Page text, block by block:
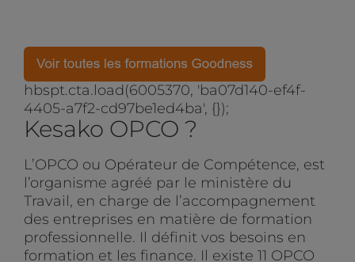
hbspt.cta.load(6005370, 'ba07d140-ef4f-
4405-a7f2-cd97be1ed4ba', {});
Kesako OPCO ?
L’OPCO ou Opérateur de Compétence, est
l’organisme agréé par le ministère du
Travail, en charge de l’accompagnement
des entreprises en matière de formation
professionnelle. Il définit vos besoins en
formation et les finance. Il existe 11 OPCO